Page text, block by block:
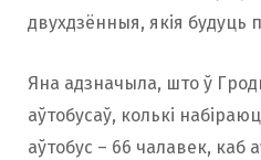
двухдзённыя, якія будуць
Яна адзначыла, што ў
аўтобусаў, колькі
аўтобус – 66 чалавек, каб